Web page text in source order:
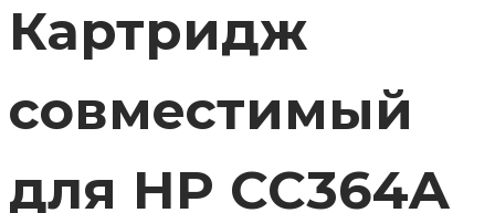
Картридж
совместимый
для HP CC364A